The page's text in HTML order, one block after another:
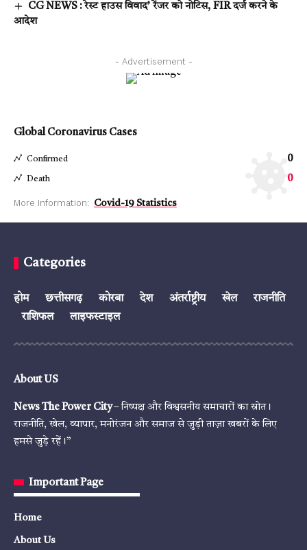
CG NEWS : रेस्ट हाउस विवाद’ रेंजर को नोटिस, FIR दर्ज करने के
आदेश
- Advertisement -
Global Coronavirus Cases
Confirmed 0
Death 0
More Information: Covid-19 Statistics
Categories
होम छत्तीसगढ़ कोरबा देश अंतर्राष्ट्रीय खेल
राजनीति
राशिफल
लाइफस्टाइल
About US
News The Power City– निष्पक्ष और विश्वसनीय समाचारों का स्रोत।
राजनीति, खेल, व्यापार, मनोरंजन और समाज से जुड़ी ताज़ा खबरों के लिए
हमसे जुड़े रहें।”
Important Page
Home
About Us